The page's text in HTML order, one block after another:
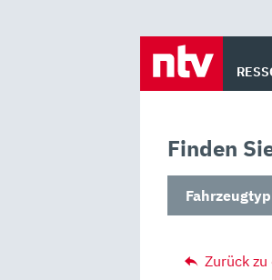
Finden
Fahrzeugtyp
Zurück zu